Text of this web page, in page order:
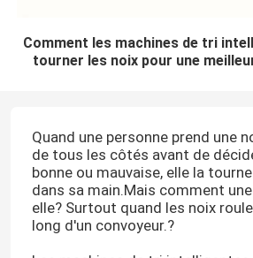
Comment les machines de tri
tourner les noix pour une
Quand une personne prend une
de tous les côtés avant de
bonne ou mauvaise, elle la
dans sa main.Mais comment
elle? Surtout quand les noix
long d'un convoyeur.?